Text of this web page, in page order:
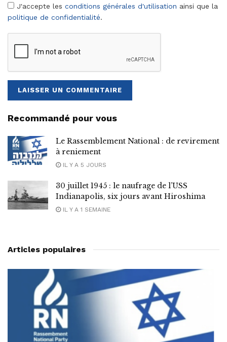
J'accepte les conditions générales d'utilisation ainsi que la
politique de confidentialité.
Recommandé pour vous
Le Rassemblement National : de revirement
à reniement
IL Y A 5 JOURS
30 juillet 1945 : le naufrage de l’USS
Indianapolis, six jours avant Hiroshima
IL Y A 1 SEMAINE
Articles populaires